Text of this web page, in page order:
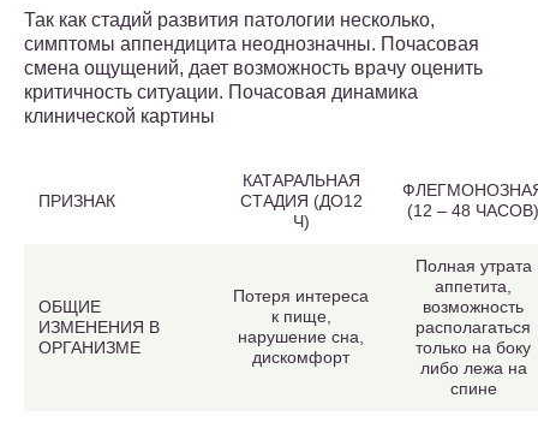
Так как стадий развития патологии несколько,
симптомы аппендицита неоднозначны. Почасовая
смена ощущений, дает возможность врачу оценить
критичность ситуации. Почасовая динамика
клинической картины
ПРИЗНАК
КАТАРАЛЬНАЯ
СТАДИЯ (ДО12
Ч)
(12 – 48 ЧАСОВ)
ОБЩИЕ
ИЗМЕНЕНИЯ В
ОРГАНИЗМЕ
Потеря интереса
к пище,
нарушение сна,
дискомфорт
Полная утрата
аппетита,
возможность
располагаться
только на боку
либо лежа на
спине